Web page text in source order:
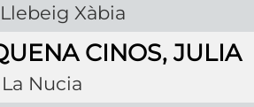
Llebeig Xàbia
CINOS, JULIA
La Nucia